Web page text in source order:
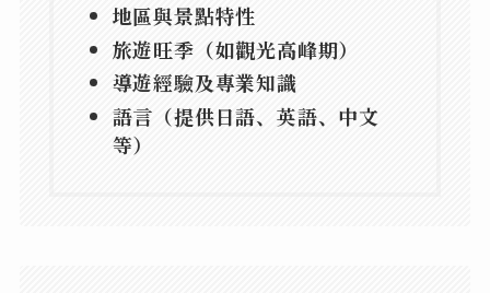
地區與景點特性
旅遊旺季（如觀光高峰期）
導遊經驗及專業知識
語言（提供日語、英語、中文
等）